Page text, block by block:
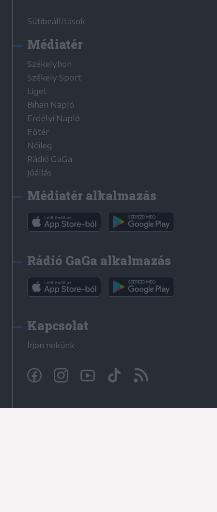
Sütibeállítások
Médiatér
Székelyhon
Székely Sport
Liget
Bihari Napló
Erdélyi Napló
Főtér
Nőileg
Rádió GaGa
Jóállás
Médiatér alkalmazás
Rádió GaGa alkalmazás
Kapcsolat
Írjon nekünk